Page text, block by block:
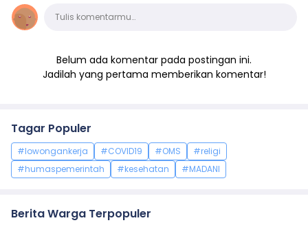
KomentarTulis komentarmu…
Belum ada komentar pada postingan ini.
Jadilah yang pertama memberikan komentar!
Tagar Populer
#lowongankerja #COVID19 #OMS
#religi
#humaspemerintah
#kesehatan #MADANI
Berita Warga Terpopuler